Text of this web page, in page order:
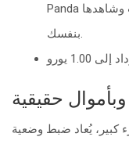
Panda يوصون بشدة بتجربة أفضل لعبة سلوت وشاهدها
حقيقية
يُعاد ضبط وضعية